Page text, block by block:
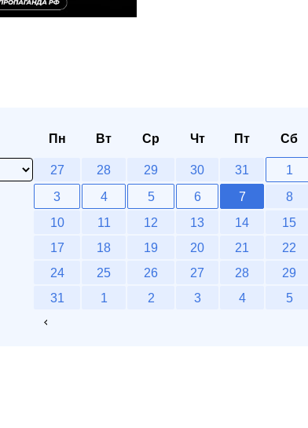
Пн Вт Ср Чт Пт Сб
27 28 29 30 31 1
3
4 5 6 7 8
10
11 12 13 14 15
17
18 19 20 21 22
24
25 26 27 28 29
31
1 2 3 4 5